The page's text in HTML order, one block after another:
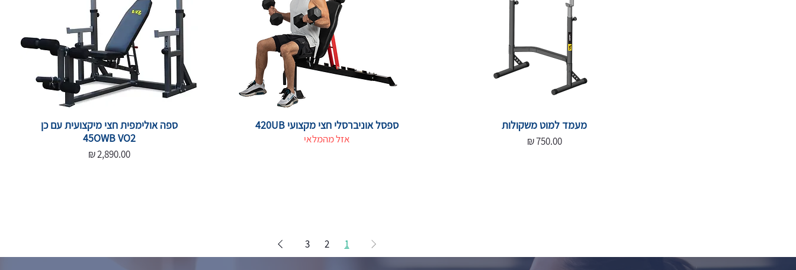
מעמד למוט משקולות
מחיר‏750.00 ‏₪
ספסל אוניברסלי חצי מקצועי 420UB
אזל מהמלאי
ספה אולימפית חצי מיקצועית עם כן
45OWB VO2
מחיר
1
2
3